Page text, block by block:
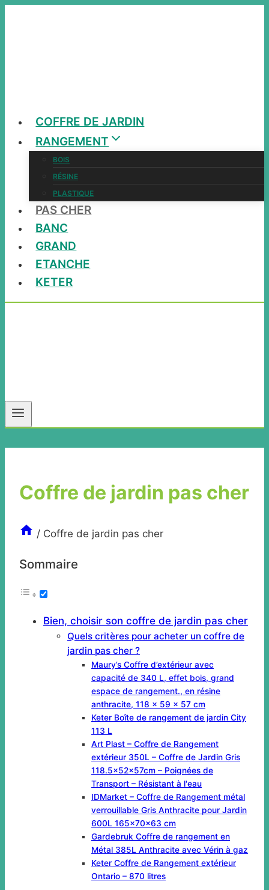
COFFRE DE JARDIN
RANGEMENT
BOIS
RÉSINE
PLASTIQUE
PAS CHER
BANC
GRAND
ETANCHE
KETER
Coffre de jardin pas cher
/ Coffre de jardin pas cher
Sommaire
Bien, choisir son coffre de jardin pas cher
Quels critères pour acheter un coffre de
jardin pas cher ?
Maury’s Coffre d’extérieur avec
capacité de 340 L, effet bois, grand
espace de rangement., en résine
anthracite, 118 x 59 x 57 cm
Keter Boîte de rangement de jardin City
113 L
Art Plast – Coffre de Rangement
extérieur 350L – Coffre de Jardin Gris
118.5x52x57cm – Poignées de
Transport – Résistant à l'eau
IDMarket – Coffre de Rangement métal
verrouillable Gris Anthracite pour Jardin
600L 165x70x63 cm
Gardebruk Coffre de rangement en
Métal 385L Anthracite avec Vérin à gaz
Keter Coffre de Rangement extérieur
Ontario – 870 litres